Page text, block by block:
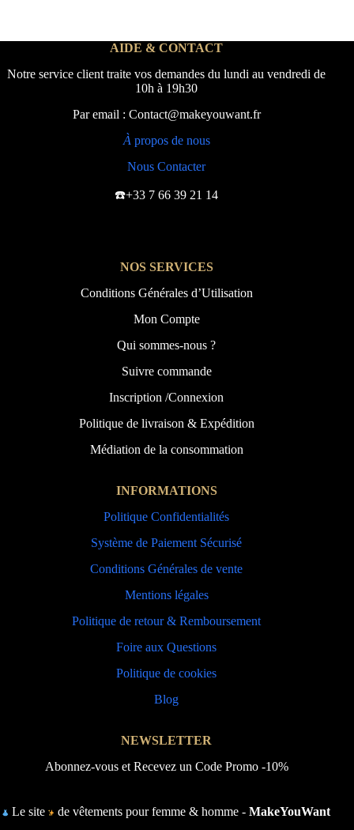
AIDE & CONTACT
Notre service client traite vos demandes du lundi au vendredi de
10h à 19h30
Par email : Contact@makeyouwant.fr
À propos de nous
Nous Contacter
☎️+33 7 66 39 21 14
NOS SERVICES
Conditions Générales d’Utilisation
Mon Compte
Qui sommes-nous ?
Suivre commande
Inscription /Connexion
Politique de livraison & Expédition
Médiation de la consommation
INFORMATIONS
Politique Confidentialités
Système de Paiement Sécurisé
Conditions Générales de vente
Mentions légales
Politique de retour & Remboursement
Foire aux Questions
Politique de cookies
Blog
NEWSLETTER
Abonnez-vous et Recevez un Code Promo -10%
Le site de vêtements pour femme & homme -MakeYouWant